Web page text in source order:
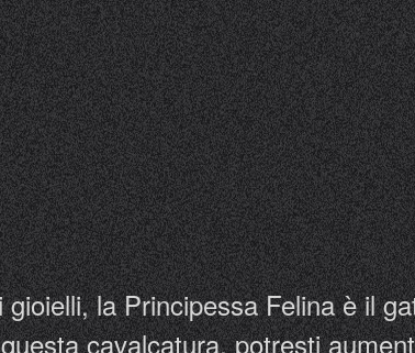
la Principessa Felina è il
cavalcatura, potresti